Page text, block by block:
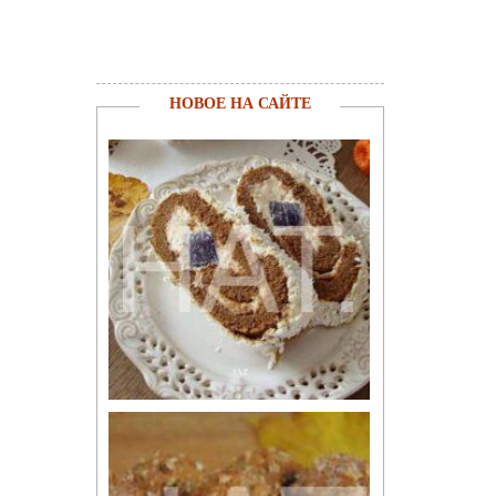
НОВОЕ НА САЙТЕ